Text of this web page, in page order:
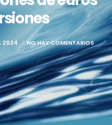
2024 NO HAY COMENTARIOS